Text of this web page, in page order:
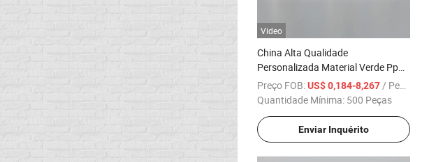
Vídeo
China Alta Qualidade
Personalizada Material Verde Pph
Cotovelo 90° Conexões de Tubo de
Plástico
Preço FOB:US$ 0,184-8,267 / Peça
Quantidade Mínima: 500 Peças
Enviar Inquérito